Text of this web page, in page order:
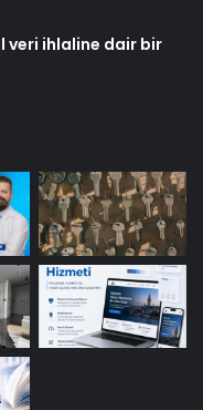
veri ihlaline dair bir